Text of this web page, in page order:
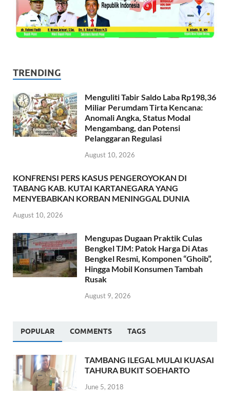
TRENDING
Menguliti Tabir Saldo Laba Rp198,36
Miliar Perumdam Tirta Kencana:
Anomali Angka, Status Modal
Mengambang, dan Potensi
Pelanggaran Regulasi
August 10, 2026
KONFRENSI PERS KASUS PENGEROYOKAN DI
TABANG KAB. KUTAI KARTANEGARA YANG
MENYEBABKAN KORBAN MENINGGAL DUNIA
August 10, 2026
Mengupas Dugaan Praktik Culas
Bengkel TJM: Patok Harga Di Atas
Bengkel Resmi, Komponen “Ghoib”,
Hingga Mobil Konsumen Tambah
Rusak
August 9, 2026
POPULAR COMMENTS TAGS
TAMBANG ILEGAL MULAI KUASAI
TAHURA BUKIT SOEHARTO
June 5, 2018